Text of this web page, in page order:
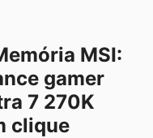
MSI:
gamer
7 270K
clique